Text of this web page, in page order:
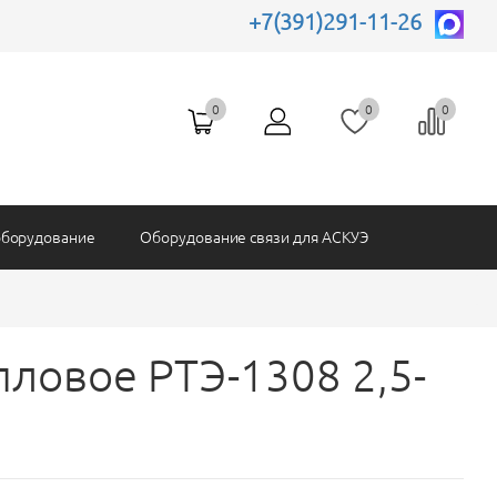
+7(391)291-11-26
0 0 0
Оборудование связи для АСКУЭ
Комплектующие АСКУЭ
РТЭ-1308 2,5-